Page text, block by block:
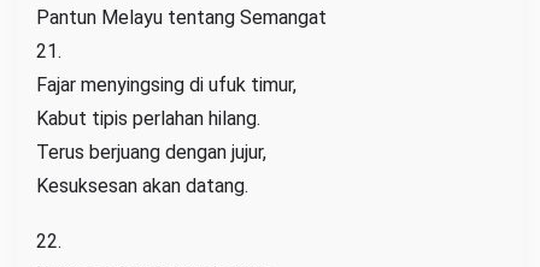
Pantun Melayu tentang Semangat
21.
Fajar menyingsing di ufuk timur,
Kabut tipis perlahan hilang.
Terus berjuang dengan jujur,
Kesuksesan akan datang.
22.